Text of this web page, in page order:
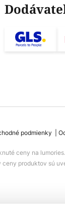
podmienky
ceny na
ceny produktov sú